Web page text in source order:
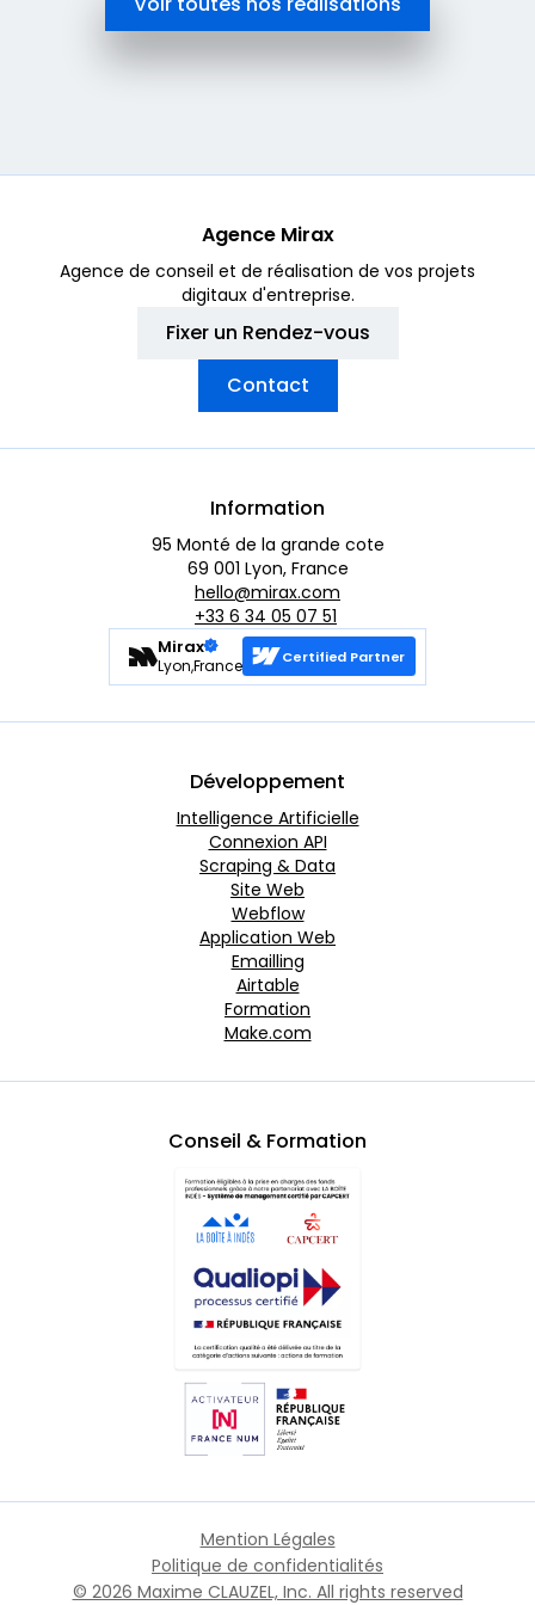
Agence Mirax
Agence de conseil et de réalisation de vos projets
digitaux d'entreprise.
Fixer un Rendez-vous
Contact
Développement
Intelligence Artificielle
Connexion API
Scraping & Data
Site Web
Webflow
Application Web
Emailling
Airtable
Formation
Make.com
Conseil & Formation
Information
95 Monté de la grande cote
69 001 Lyon, France
hello@mirax.com
+33 6 34 05 07 51
Mirax
Lyon,France Certified Partner
Mention Légales
Politique de confidentialités
© 2026 Maxime CLAUZEL, Inc. All rights reserved